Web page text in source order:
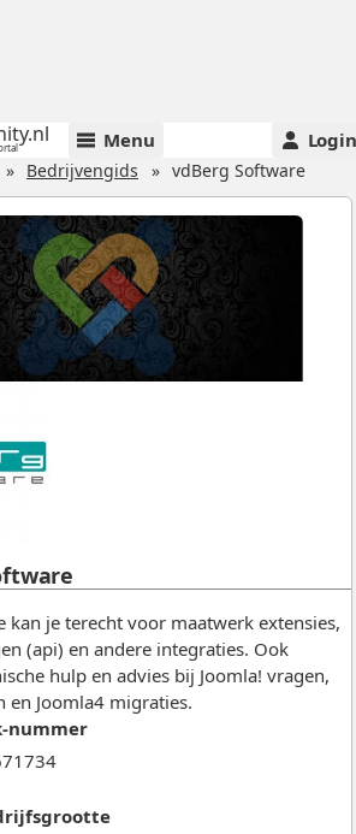
Menu Login
Bedrijvengids vdBerg Software
kan je terecht voor maatwerk extensies,
(api) en andere integraties. Ook
hulp en advies bij Joomla! vragen,
en Joomla4 migraties.
nummer